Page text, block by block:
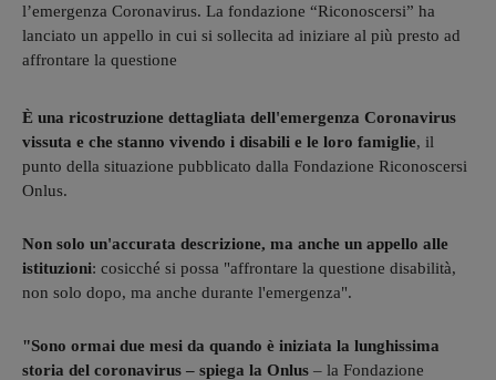
l’emergenza Coronavirus. La fondazione “Riconoscersi” ha
lanciato un appello in cui si sollecita ad iniziare al più presto ad
affrontare la questione
È una ricostruzione dettagliata dell'emergenza Coronavirus
vissuta e che stanno vivendo i disabili e le loro famiglie, il
punto della situazione pubblicato dalla Fondazione Riconoscersi
Onlus.
Non solo un'accurata descrizione, ma anche un appello alle
istituzioni: cosicché si possa "affrontare la questione disabilità,
non solo dopo, ma anche durante l'emergenza".
"Sono ormai due mesi da quando è iniziata la lunghissima
storia del coronavirus – spiega la Onlus – la Fondazione